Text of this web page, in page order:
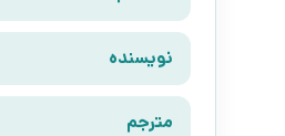
نویسنده
مترجم